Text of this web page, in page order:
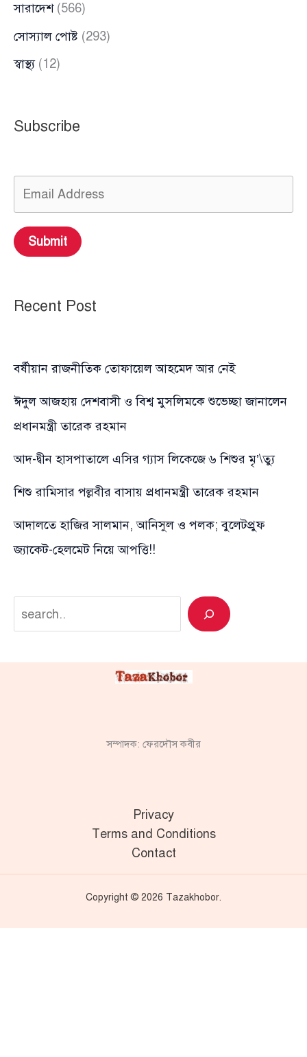
সারাদেশ(566)
সোস্যাল পোষ্ট (293)
স্বাস্থ্য(12)
Subscribe
Submit
Recent Post
বর্ষীয়ান রাজনীতিক তোফায়েল আহমেদ আর নেই
ঈদুল আজহায় দেশবাসী ও বিশ্ব মুসলিমকে শুভেচ্ছা জানালেন
প্রধানমন্ত্রী তারেক রহমান
আদ-দ্বীন হাসপাতালে এসির গ্যাস লিকেজে ৬ শিশুর মৃ’\ত্যু
শিশু রামিসার পল্লবীর বাসায় প্রধানমন্ত্রী তারেক রহমান
আদালতে হাজির সালমান, আনিসুল ও পলক; বুলেটপ্রুফ
জ্যাকেট-হেলমেট নিয়ে আপত্তি!!
Search
সম্পাদক: ফেরদৌস কবীর
Privacy
Terms and Conditions
Contact
Copyright © 2026 Tazakhobor.